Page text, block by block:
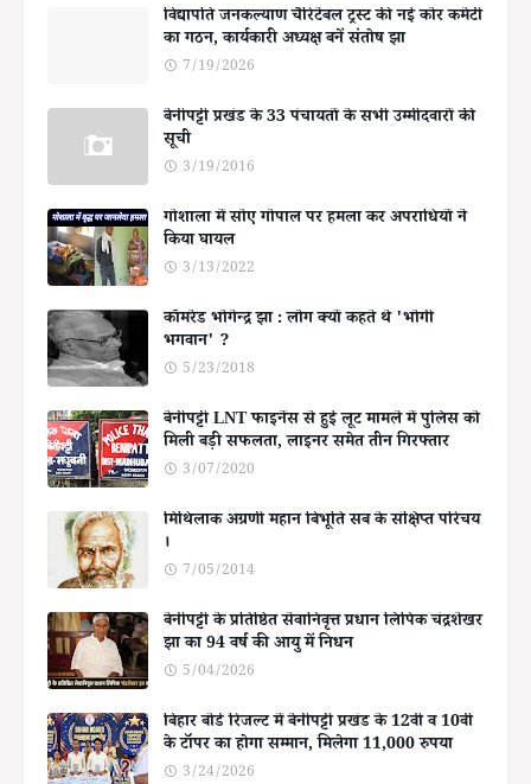
विद्यापति जनकल्याण चैरिटेबल ट्रस्ट की नई कोर कमेटी
का गठन, कार्यकारी अध्यक्ष बनें संतोष झा
7/19/2026
बेनीपट्टी प्रखंड के 33 पंचायतों के सभी उम्मीदवारों की
सूची
3/19/2016
गोशाला में सोए गोपाल पर हमला कर अपराधियों ने
किया घायल
3/13/2022
कॉमरेड भोगेन्द्र झा : लोग क्यों कहते थे 'भोगी
भगवान' ?
5/23/2018
बेनीपट्टी LNT फाइनेंस से हुई लूट मामले में पुलिस को
मिली बड़ी सफलता, लाइनर समेत तीन गिरफ्तार
3/07/2020
मिथिलाक अग्रणी महान बिभूति सब के संक्षिप्त परिचय
।
7/05/2014
बेनीपट्टी के प्रतिष्ठित सेवानिवृत्त प्रधान लिपिक चंद्रशेखर
झा का 94 वर्ष की आयु में निधन
5/04/2026
बिहार बोर्ड रिजल्ट में बेनीपट्टी प्रखंड के 12वीं व 10वीं
के टॉपर का होगा सम्मान, मिलेगा 11,000 रुपया
3/24/2026